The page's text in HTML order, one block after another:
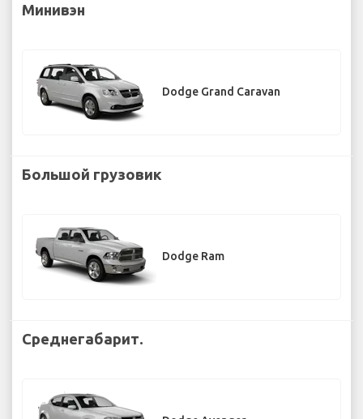
Минивэн
Dodge Grand Caravan
Большой грузовик
Dodge Ram
Среднегабарит.